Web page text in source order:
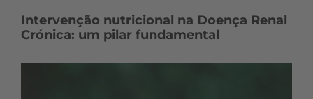
Intervenção nutricional na Doença Renal
Crónica: um pilar fundamental